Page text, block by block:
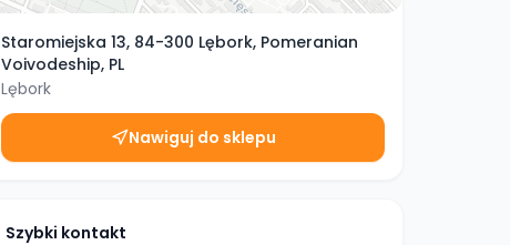
Staromiejska 13, 84-300 Lębork, Pomeranian
Voivodeship, PL
Lębork
Nawiguj do sklepu
Szybki kontakt